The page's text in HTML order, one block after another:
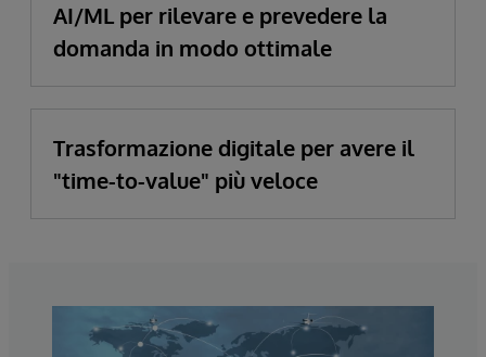
AI/ML per rilevare e prevedere la
domanda in modo ottimale
Trasformazione digitale per avere il
"time-to-value" più veloce